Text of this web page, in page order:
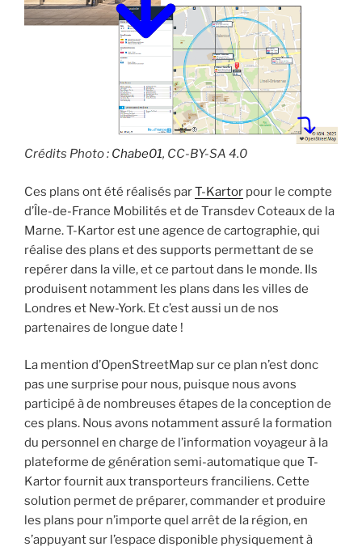
Crédits Photo : Chabe01, CC-BY-SA 4.0
Ces plans ont été réalisés parT-Kartor pour le compte
d’Île-de-France Mobilités et de Transdev Coteaux de la
Marne. T-Kartor est une agence de cartographie, qui
réalise des plans et des supports permettant de se
repérer dans la ville, et ce partout dans le monde. Ils
produisent notamment les plans dans les villes de
Londres et New-York. Et c’est aussi un de nos
partenaires de longue date !
La mention d’OpenStreetMap sur ce plan n’est donc
pas une surprise pour nous, puisque nous avons
participé à de nombreuses étapes de la conception de
ces plans. Nous avons notamment assuré la formation
du personnel en charge de l’information voyageur à la
plateforme de génération semi-automatique que T-
Kartor fournit aux transporteurs franciliens. Cette
solution permet de préparer, commander et produire
les plans pour n’importe quel arrêt de la région, en
s’appuyant sur l’espace disponible physiquement à